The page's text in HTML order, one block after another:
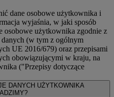
dane osobowe użytkownika i
wyjaśnia, w jaki sposób
osobowe użytkownika zgodnie z
(w tym z ogólnym
UE 2016/679) oraz przepisami
obowiązującymi w kraju, na
("Przepisy dotyczące
DANYCH UŻYTKOWNIKA